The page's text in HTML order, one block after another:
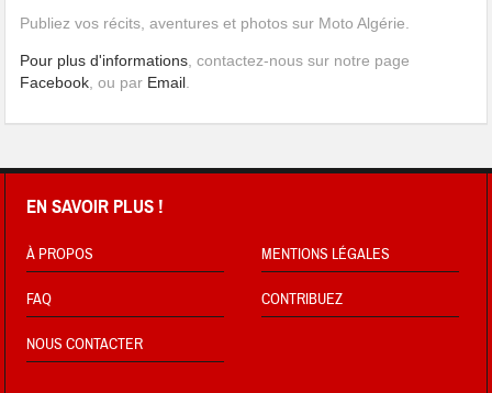
Publiez vos récits, aventures et photos sur Moto Algérie.
Pour plus d'informations, contactez-nous sur notre page
Facebook, ou par Email.
EN SAVOIR PLUS !
À PROPOS MENTIONS LÉGALES
FAQ CONTRIBUEZ
NOUS CONTACTER